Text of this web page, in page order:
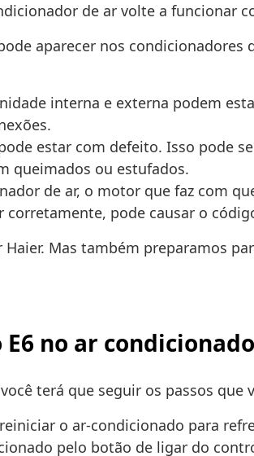
de ar volte a funcionar
aparecer nos condicionadores
interna e externa podem
estar com defeito. Isso pode
queimados ou estufados.
de ar, o motor que faz com
pode causar o
Mas também preparamos
no ar
terá que seguir os passos que
o ar-condicionado para
pelo botão de ligar do